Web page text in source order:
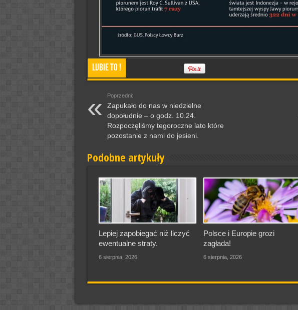
Lubie To !
Poprzedni:
Zapukało do nas w niedzielne
dopołudnie – o godz. 10.24.
Rozpoczęliśmy tegoroczne lato które
pozostanie z nami do jesieni.
Podobne artykuły
Lepiej zapobiegać niż liczyć
ewentualne straty.
6 sierpnia, 2026
Polsce i Europie grozi
zagłada!
6 sierpnia, 2026